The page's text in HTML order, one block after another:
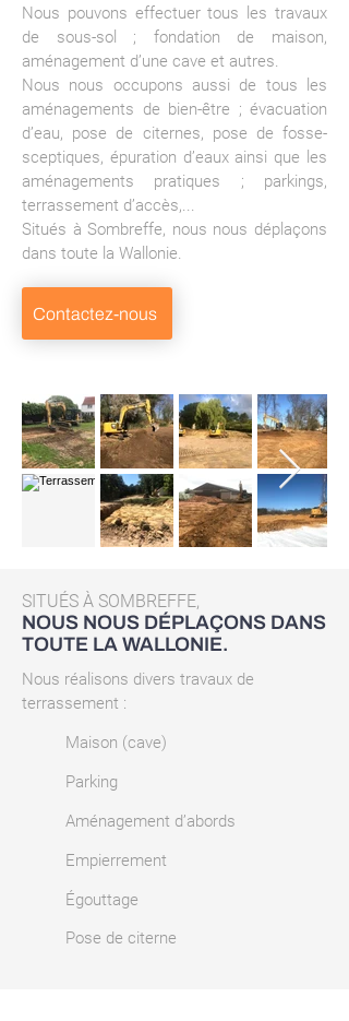
Nous pouvons effectuer tous les travaux
de sous-sol ; fondation de maison,
aménagement d’une cave et autres.
Nous nous occupons aussi de tous les
aménagements de bien-être ; évacuation
d’eau, pose de citernes, pose de fosse-
sceptiques, épuration d’eaux ainsi que les
aménagements pratiques ; parkings,
terrassement d’accès,...
Situés à Sombreffe, nous nous déplaçons
dans toute la Wallonie.
Contactez-nous
SITUÉS À SOMBREFFE,
NOUS NOUS DÉPLAÇONS DANS
TOUTE LA WALLONIE.
Nous réalisons divers travaux de
terrassement :
Maison (cave)
Parking
Aménagement d’abords
Empierrement
Égouttage
Pose de citerne